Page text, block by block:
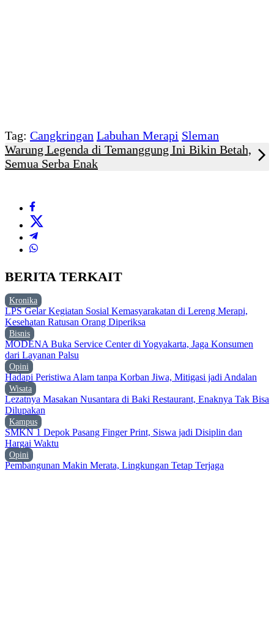
Tag: Cangkringan Labuhan Merapi Sleman
Warung Legenda di Temanggung Ini Bikin Betah,
Semua Serba Enak
BERITA TERKAIT
Kronika
LPS Gelar Kegiatan Sosial Kemasyarakatan di Lereng Merapi,
Kesehatan Ratusan Orang Diperiksa
Bisnis
MODENA Buka Service Center di Yogyakarta, Jaga Konsumen
dari Layanan Palsu
Opini
Hadapi Peristiwa Alam tanpa Korban Jiwa, Mitigasi jadi Andalan
Wisata
Lezatnya Masakan Nusantara di Baki Restaurant, Enaknya Tak Bisa
Dilupakan
Kampus
SMKN 1 Depok Pasang Finger Print, Siswa jadi Disiplin dan
Hargai Waktu
Opini
Pembangunan Makin Merata, Lingkungan Tetap Terjaga